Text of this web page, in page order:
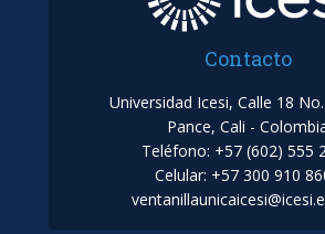
Contacto
Universidad Icesi, Calle 18
Pance, Cali -
Teléfono: +57 (602) 555
Celular: +57 300 910